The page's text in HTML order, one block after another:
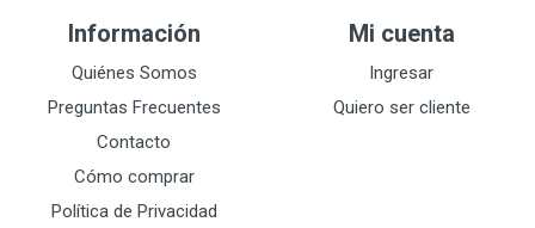
Información
Quiénes Somos
Preguntas Frecuentes
Contacto
Cómo comprar
Política de Privacidad
Mi cuenta
Ingresar
Quiero ser cliente